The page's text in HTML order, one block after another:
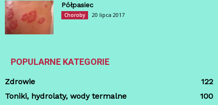
Półpasiec
Choroby 20 lipca 2017
POPULARNE KATEGORIE
Zdrowie
122
Toniki, hydrolaty, wody termalne
100